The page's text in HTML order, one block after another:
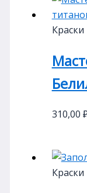
Краски
310,00
Краски